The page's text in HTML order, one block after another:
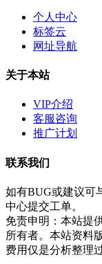
个人中心
标签云
网址导航
关于本站
VIP介绍
客服咨询
推广计划
联系我们
如有BUG或建议可
中心提交工单。
免责申明：本站提
所有者。本站资料
费用仅是分析整理